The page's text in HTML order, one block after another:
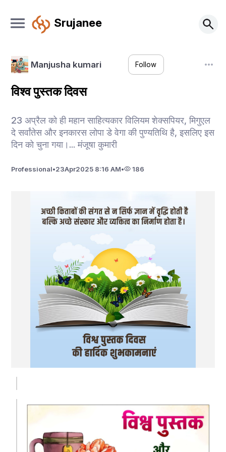
Srujanee
Manjusha kumari Follow
विश्व पुस्तक दिवस
23 अप्रैल को ही महान साहित्यकार विलियम शेक्सपियर, मिगुएल
दे सर्वांतेस और इनकारस लोपा डे वेगा की पुण्यतिथि है, इसलिए इस
दिन को चुना गया।... मंजूषा कुमारी
Professional•23Apr2025 8:16 AM• 186